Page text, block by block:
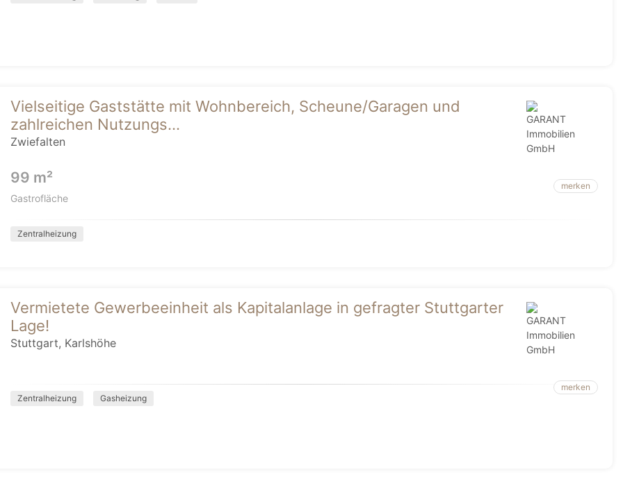
Vielseitige Gaststätte mit Wohnbereich, Scheune/Garagen und
zahlreichen Nutzungs...
Zwiefalten
99 m²
Gastrofläche
merken
Zentralheizung
Vermietete Gewerbeeinheit als Kapitalanlage in gefragter Stuttgarter
Lage!
Stuttgart, Karlshöhe
merken
Zentralheizung
Gasheizung